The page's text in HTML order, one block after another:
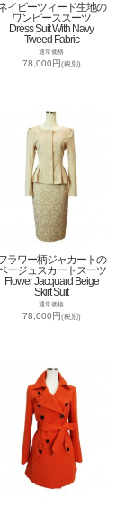
イビーツィード生地の
ワンピーススーツ
Dress Suit With Navy
Tweed Fabric
通常価格
78,000円(税別)
ラワー柄ジャカートの
ージュスカートスーツ
Flower Jacquard Beige
Skirt Suit
通常価格
78,000円(税別)